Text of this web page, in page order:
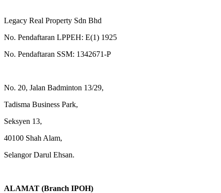
Legacy Real Property Sdn Bhd
No. Pendaftaran LPPEH: E(1) 1925
No. Pendaftaran SSM: 1342671-P
No. 20, Jalan Badminton 13/29,
Tadisma Business Park,
Seksyen 13,
40100 Shah Alam,
Selangor Darul Ehsan.
ALAMAT (Branch IPOH)